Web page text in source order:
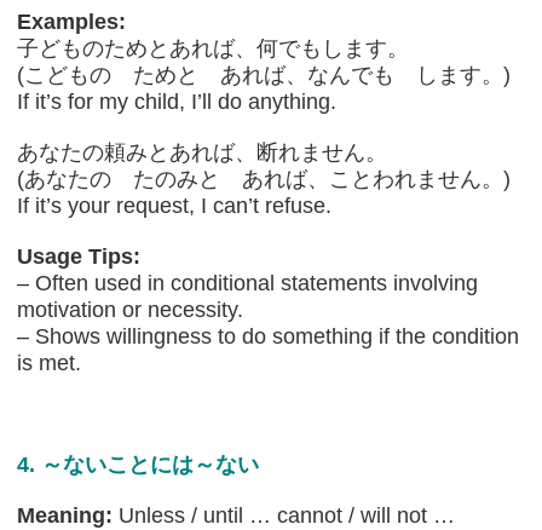
Examples:
子どものためとあれば、何でもします。
(こどもの ためと あれば、なんでも します。)
If it’s for my child, I’ll do anything.
あなたの頼みとあれば、断れません。
(あなたの たのみと あれば、ことわれません。)
If it’s your request, I can’t refuse.
Usage Tips:
– Often used in conditional statements involving
motivation or necessity.
– Shows willingness to do something if the condition
is met.
4. ～ないことには～ない
Meaning: Unless / until … cannot / will not …